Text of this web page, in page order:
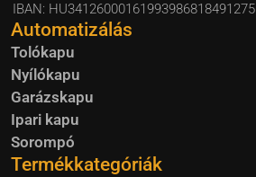
IBAN: HU34126000161993986818491275
Automatizálás
Tolókapu
Nyílókapu
Garázskapu
Ipari kapu
Sorompó
Termékkategóriák